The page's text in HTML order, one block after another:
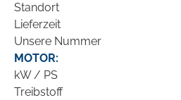
Standort
Lieferzeit
Unsere Nummer
MOTOR:
kW / PS
Treibstoff